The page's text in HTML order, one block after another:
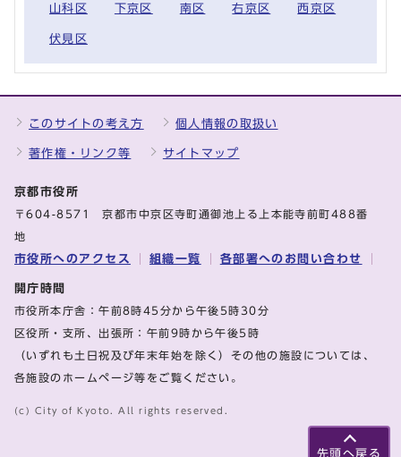
山科区 下京区 南区 右京区 西京区
伏見区
先頭へ戻る
このサイトの考え方 個人情報の取扱い
著作権・リンク等 サイトマップ
京都市役所
〒604-8571 京都市中京区寺町通御池上る上本能寺前町488番
地
市役所へのアクセス 組織一覧 各部署へのお問い合わせ
開庁時間
市役所本庁舎：午前8時45分から午後5時30分
区役所・支所、出張所：午前9時から午後5時
（いずれも土日祝及び年末年始を除く）その他の施設については、
各施設のホームページ等をご覧ください。
(c) City of Kyoto. All rights reserved.